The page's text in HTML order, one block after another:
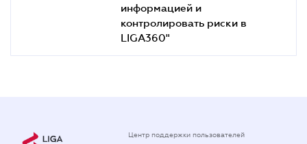
информацией и
контролировать риски в
LIGA360"
Центр поддержки пользователей